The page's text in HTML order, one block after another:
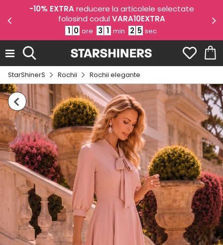
-10% EXTRAreducere la articolele selectate
folosind codul VARA10EXTRA
1 0 ore 3 1 min 2 5 sec
StarShinerS Rochii Rochii elegante